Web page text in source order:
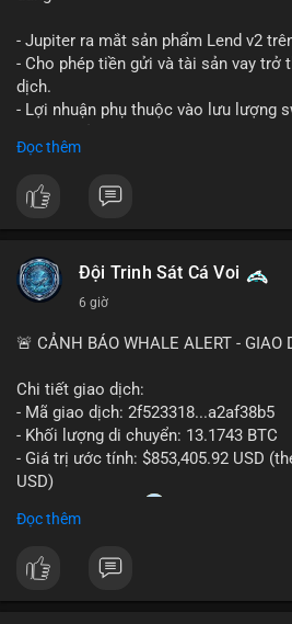
- Jupiter ra mắt sản phẩm Lend v2
- Cho phép tiền gửi và tài sản vay trở
dịch.
- Lợi nhuận phụ thuộc vào lưu lượng
- Tăng hiệu quả sử dụng vốn cho
#solana #jupiter
#vlikevn #titanbot
📰 Nguồn: CoinDesk
Đọc thêm
Đội Trinh Sát Cá Voi
6 giờ
🚨 CẢNH BÁO WHALE ALERT - GIAO
Chi tiết giao dịch:
- Mã giao dịch: 2f523318...a2af38b5
- Khối lượng di chuyển: 13.1743 BTC
- Giá trị ước tính: $853,405.92 USD
USD)
- Thời gian: 14:20
Nhận định phân tích:
Khối lượng 13.1743 BTC tương đương
được phát hiện trong mempool chưa
Đọc thêm